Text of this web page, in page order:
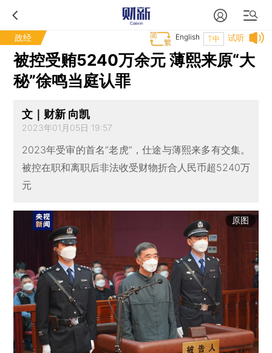
政经 试听
T中
English
被控受贿5240万余元 薄熙来原“大
秘”徐鸣当庭认罪
文｜财新 向凯
2023年01月05日 19:57
2023年受审的首名“老虎”，仕途与薄熙来多有交集。
被控在职和离职后非法收受财物折合人民币超5240万
元
原图